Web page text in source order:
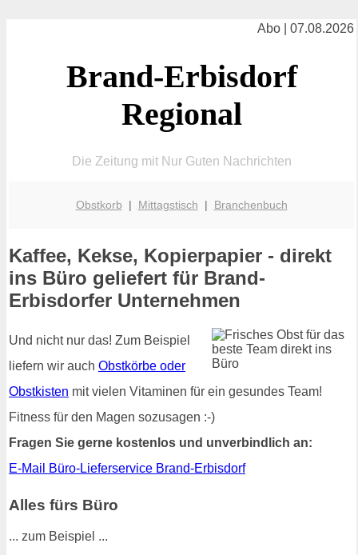
Abo | 07.08.2026
Brand-Erbisdorf
Regional
Die Zeitung mit Nur Guten Nachrichten
Obstkorb | Mittagstisch | Branchenbuch
Kaffee, Kekse, Kopierpapier - direkt
ins Büro geliefert für Brand-
Erbisdorfer Unternehmen
Und nicht nur das! Zum Beispiel
liefern wir auch Obstkörbe oder
Obstkisten mit vielen Vitaminen für ein gesundes Team!
Fitness für den Magen sozusagen :-)
Fragen Sie gerne kostenlos und unverbindlich an:
E-Mail Büro-Lieferservice Brand-Erbisdorf
Alles fürs Büro
... zum Beispiel ...